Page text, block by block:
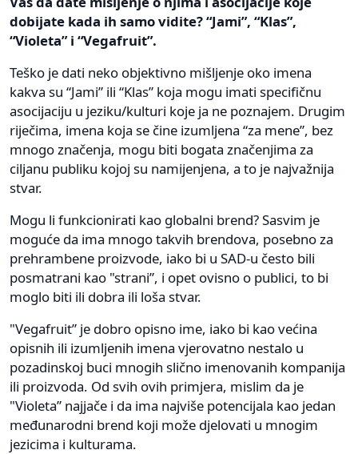
dobijate kada ih samo vidite? “Jami”, “Klas”,
“Violeta” i “Vegafruit”.
Teško je dati neko objektivno mišljenje oko imena
kakva su “Jami” ili “Klas” koja mogu imati specifičnu
asocijaciju u jeziku/kulturi koje ja ne poznajem. Drugim
riječima, imena koja se čine izumljena “za mene”, bez
mnogo značenja, mogu biti bogata značenjima za
ciljanu publiku kojoj su namijenjena, a to je najvažnija
stvar.
Mogu li funkcionirati kao globalni brend? Sasvim je
moguće da ima mnogo takvih brendova, posebno za
prehrambene proizvode, iako bi u SAD-u često bili
posmatrani kao "strani”, i opet ovisno o publici, to bi
moglo biti ili dobra ili loša stvar.
"Vegafruit” je dobro opisno ime, iako bi kao većina
opisnih ili izumljenih imena vjerovatno nestalo u
pozadinskoj buci mnogih slično imenovanih kompanija
ili proizvoda. Od svih ovih primjera, mislim da je
"Violeta” najjače i da ima najviše potencijala kao jedan
međunarodni brend koji može djelovati u mnogim
jezicima i kulturama.